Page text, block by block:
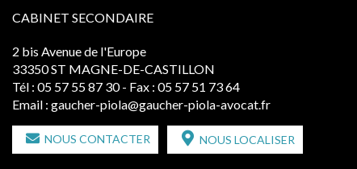
CABINET SECONDAIRE
2 bis Avenue de l'Europe
33350 ST MAGNE-DE-CASTILLON
Tél : 05 57 55 87 30 - Fax : 05 57 51 73 64
Email : gaucher-piola@gaucher-piola-avocat.fr
NOUS CONTACTER NOUS LOCALISER